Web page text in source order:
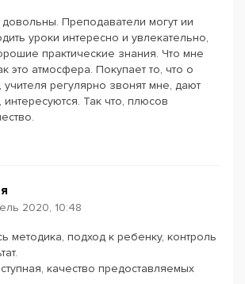
Преподаватели могут ии
уроки интересно и увлекательно,
практические знания. Что мне
это атмосфера. Покупает то, что о
учителя регулярно звонят мне, дают
Так что, плюсов
2020, 10:48
методика, подход к ребенку, контроль
качество предоставляемых